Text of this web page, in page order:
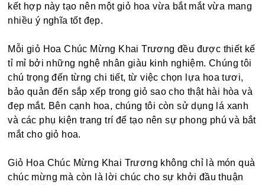
kết hợp này tạo nên một giỏ hoa vừa bắt mắt vừa mang
nhiều ý nghĩa tốt đẹp.
Mỗi giỏ Hoa Chúc Mừng Khai Trương đều được thiết kế
tỉ mỉ bởi những nghệ nhân giàu kinh nghiệm. Chúng tôi
chú trọng đến từng chi tiết, từ việc chọn lựa hoa tươi,
bảo quản đến sắp xếp trong giỏ sao cho thật hài hòa và
đẹp mắt. Bên cạnh hoa, chúng tôi còn sử dụng lá xanh
và các phụ kiện trang trí để tạo nên sự phong phú và bắt
mắt cho giỏ hoa.
Giỏ Hoa Chúc Mừng Khai Trương không chỉ là món quà
chúc mừng mà còn là lời chúc cho sự khởi đầu thuận